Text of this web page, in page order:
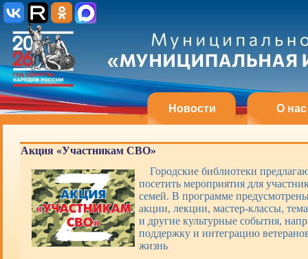
Новости О нас
Акция «Участникам СВО»
Городские библиотеки
посетить мероприятия для
семей. В программе
акции, лекции, мастер-классы,
и другие культурные события,
поддержку и интеграцию
жизнь